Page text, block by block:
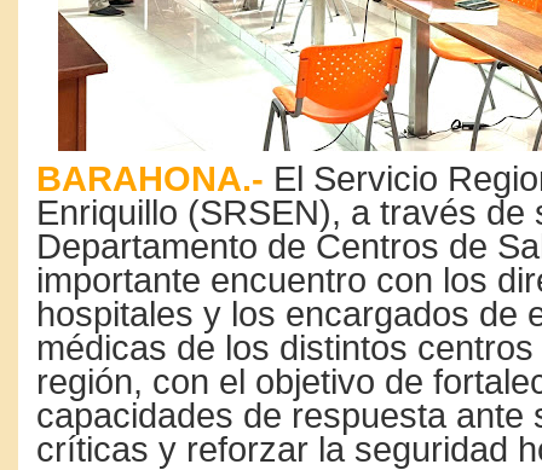
BARAHONA.- El Servicio
Enriquillo (SRSEN), a través de
Departamento de Centros de
importante encuentro con los
hospitales y los encargados de
médicas de los distintos
región, con el objetivo de
capacidades de respuesta ante
críticas y reforzar la seguridad